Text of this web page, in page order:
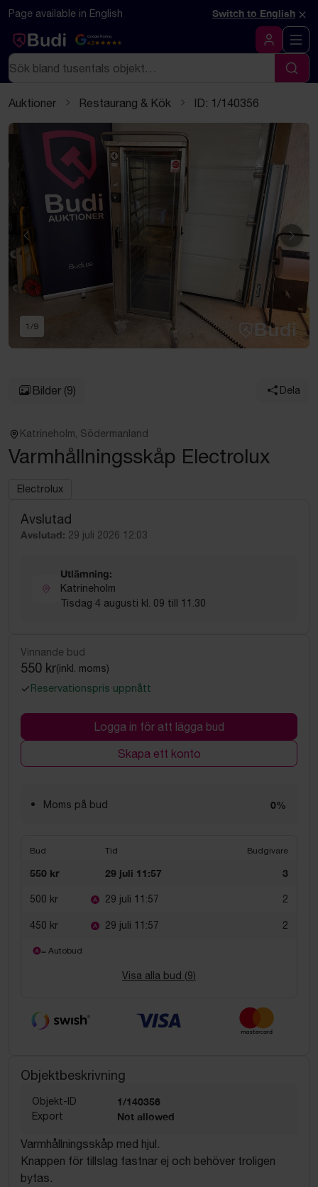
Hoppa till innehåll
Textbaserad (markdown) version av denna sida
Page available in English Switch to English ×
Google Rating
4.5
Logga in
Sök
Sök
Auktioner Restaurang & Kök ID: 1/140356
Föregående
1 /9
Bilder (9) Dela
Katrineholm, Södermanland
Varmhållningsskåp Electrolux
Electrolux
Avslutad
Avslutad: 29 juli 2026 12:03
Utlämning:
Katrineholm
Tisdag 4 augusti kl. 09 till 11.30
Vinnande bud
550 kr(inkl. moms)
Reservationspris uppnått
Logga in för att lägga bud
Skapa ett konto
Moms på bud 0%
Bud Tid Budgivare
550 kr 29 juli 11:57 3
500 kr 29 juli 11:57 2
450 kr 29 juli 11:57 2
= Autobud
Visa alla bud (9)
Objektbeskrivning
Objekt-ID 1/140356
Export Not allowed
Varmhållningsskåp med hjul.
Knappen för tillslag fastnar ej och behöver troligen
bytas.